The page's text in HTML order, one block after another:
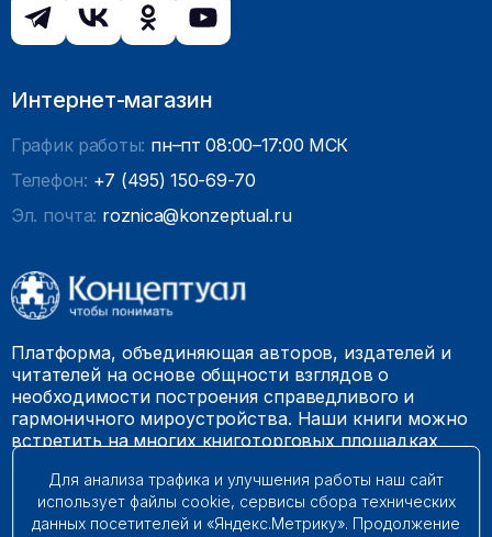
Интернет-магазин
График работы: пн–пт 08:00–17:00 МСК
Телефон: +7 (495) 150-69-70
Эл. почта: roznica@konzeptual.ru
Платформа, объединяющая авторов, издателей и
читателей на основе общности взглядов о
необходимости построения справедливого и
гармоничного мироустройства. Наши книги можно
встретить на многих книготорговых площадках
© 2009 – 2026. Все права защищены.
Для анализа трафика и улучшения работы наш сайт
использует файлы cookie, сервисы сбора технических
данных посетителей и «Яндекс.Метрику». Продолжение